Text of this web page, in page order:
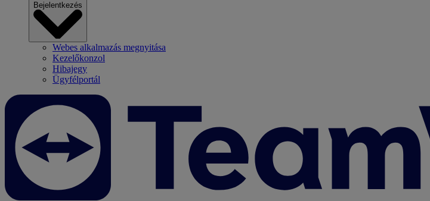
Bejelentkezés
Webes alkalmazás megnyitása
Kezelőkonzol
Hibajegy
Ügyfélportál